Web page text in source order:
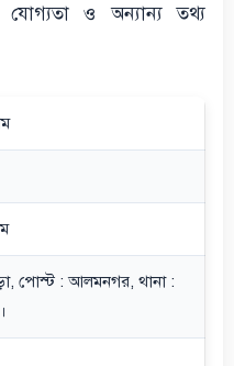
যোগ্যতা ও অন্যান্য তথ্য
পোস্ট : আলমনগর, থানা :